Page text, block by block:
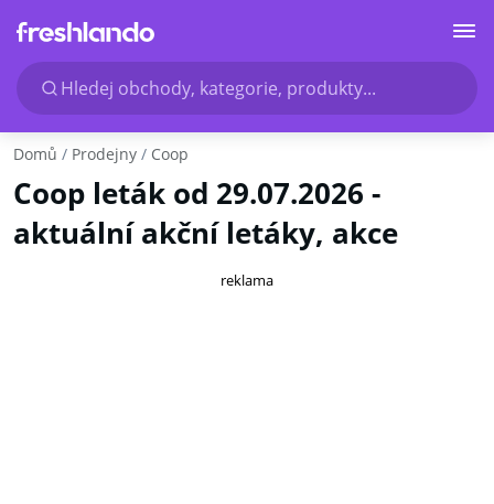
Hledej obchody, kategorie, produkty...
Domů Prodejny Coop
Coop leták od 29.07.2026 -
aktuální akční letáky, akce
reklama